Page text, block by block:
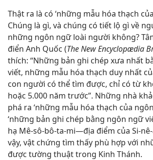
Thật ra là có ‘những mẫu hóa thạch
Chúng là gì, và chúng có tiết lộ gì về
những ngôn ngữ loài người không?
điển Anh Quốc (The New Encyclopædia
thích: “Những bản ghi chép xưa nhất
viết, những mẫu hóa thạch duy nhất
con người có thể tìm được, chỉ có từ
hoặc 5.000 năm trước”. Những nhà
phá ra ‘những mẫu hóa thạch của
‘những bản ghi chép bằng ngôn ngữ
hạ Mê-sô-bô-ta-mi—địa điểm của Si-
vậy, vật chứng tìm thấy phù hợp với
được tường thuật trong Kinh Thánh.